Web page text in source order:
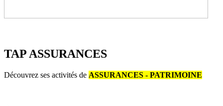
TAP ASSURANCES
Découvrez ses activités de ASSURANCES - PATRIMOINE